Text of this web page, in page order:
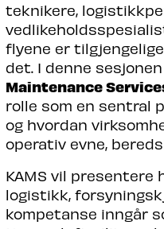
teknikere,
flyene er
det. I denne
Maintenance
rolle som en sentral
og hvordan
operativ evne,
KAMS vil presentere
logistikk,
kompetanse inngår